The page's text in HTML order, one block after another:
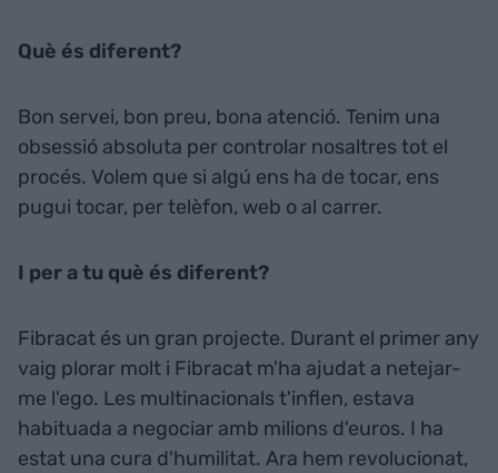
Què és diferent?
Bon servei, bon preu, bona atenció. Tenim una
obsessió absoluta per controlar nosaltres tot el
procés. Volem que si algú ens ha de tocar, ens
pugui tocar, per telèfon, web o al carrer.
I per a tu què és diferent?
Fibracat és un gran projecte. Durant el primer any
vaig plorar molt i Fibracat m'ha ajudat a netejar-
me l'ego. Les multinacionals t'inflen, estava
habituada a negociar amb milions d'euros. I ha
estat una cura d'humilitat. Ara hem revolucionat,